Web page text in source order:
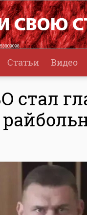
Статьи Видео
стал